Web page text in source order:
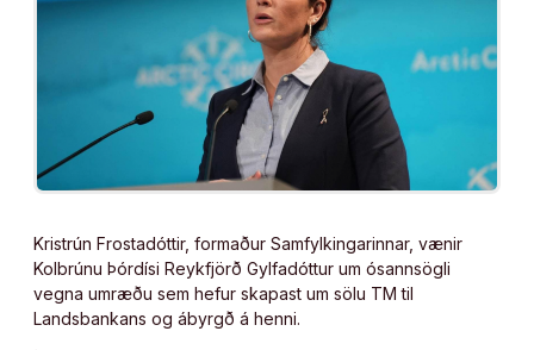
Kristrún Frostadóttir, formaður Samfylkingarinnar, vænir
Kolbrúnu Þórdísi Reykfjörð Gylfadóttur um ósannsögli
vegna umræðu sem hefur skapast um sölu TM til
Landsbankans og ábyrgð á henni.